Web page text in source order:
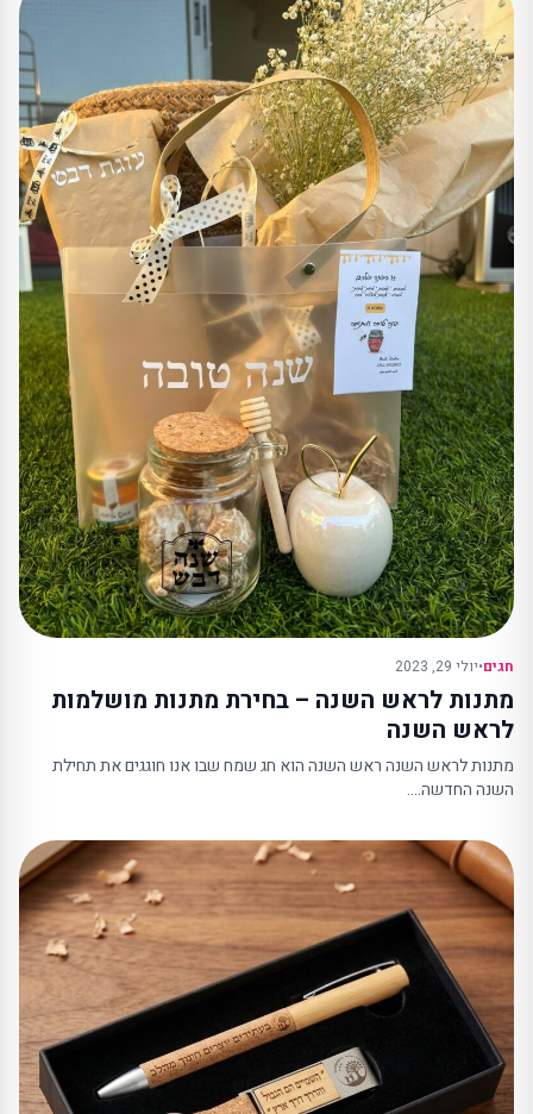
חגים•יולי 29, 2023
מתנות לראש השנה – בחירת מתנות מושלמות
לראש השנה
מתנות לראש השנה ראש השנה הוא חג שמח שבו אנו חוגגים את תחילת
השנה החדשה.…